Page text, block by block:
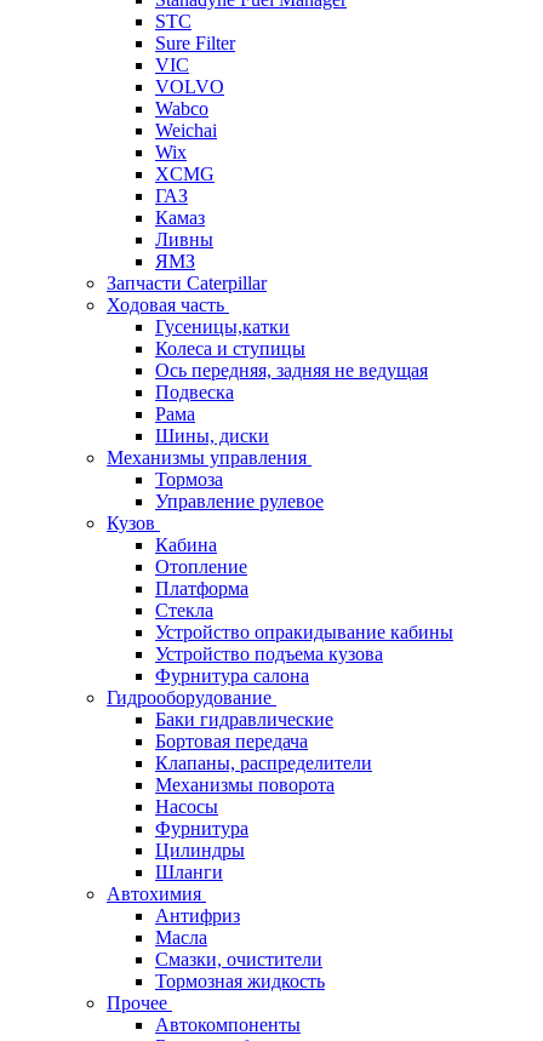
STC
Sure Filter
VIC
VOLVO
Wabco
Weichai
Wix
XCMG
ГАЗ
Камаз
Ливны
ЯМЗ
Запчасти Caterpillar
Ходовая часть
Гусеницы,катки
Колеса и ступицы
Ось передняя, задняя не ведущая
Подвеска
Рама
Шины, диски
Механизмы управления
Тормоза
Управление рулевое
Кузов
Кабина
Отопление
Платформа
Стекла
Устройство опракидывание кабины
Устройство подъема кузова
Фурнитура салона
Гидрооборудование
Баки гидравлические
Бортовая передача
Клапаны, распределители
Механизмы поворота
Насосы
Фурнитура
Цилиндры
Шланги
Автохимия
Антифриз
Масла
Смазки, очистители
Тормозная жидкость
Прочее
Автокомпоненты